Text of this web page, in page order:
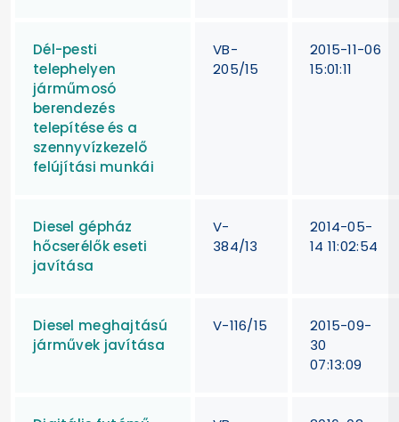
Dél-pesti
telephelyen
járműmosó
berendezés
telepítése és a
szennyvízkezelő
felújítási munkái
VB-
205/15
2015-11-06
15:01:11
Diesel gépház
hőcserélők eseti
javítása
V-
384/13
2014-05-
14 11:02:54
Diesel meghajtású
járművek javítása
V-116/15
2015-09-
30
07:13:09